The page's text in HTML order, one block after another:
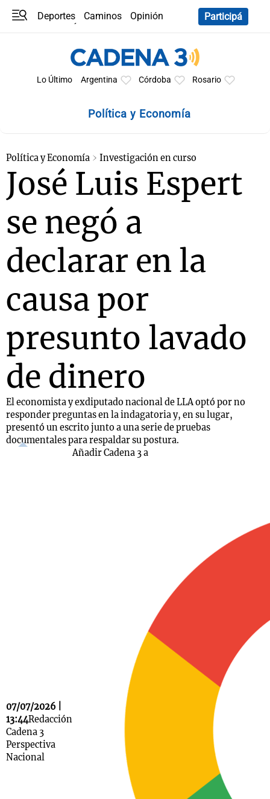
Deportes Caminos
Opinión
Participá
Lo Último Argentina Córdoba Rosario
Política y Economía
Política y Economía Investigación en curso
José Luis Espert
se negó a
declarar en la
causa por
presunto lavado
de dinero
El economista y exdiputado nacional de LLA optó por no
responder preguntas en la indagatoria y, en su lugar,
presentó un escrito junto a una serie de pruebas
documentales para respaldar su postura.
07/07/2026 |
13:44Redacción
Cadena 3
Perspectiva
Nacional
Añadir Cadena 3 a